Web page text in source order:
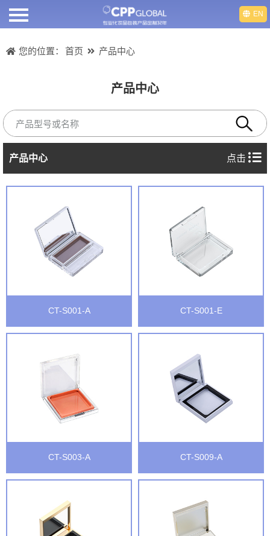
首页
产品中心
产品视频
部门介绍
新闻动态
联系我们
EN
您的位置： 首页 产品中心
产品中心
产品中心 点击
CT-S001-A CT-S001-E
CT-S003-A CT-S009-A